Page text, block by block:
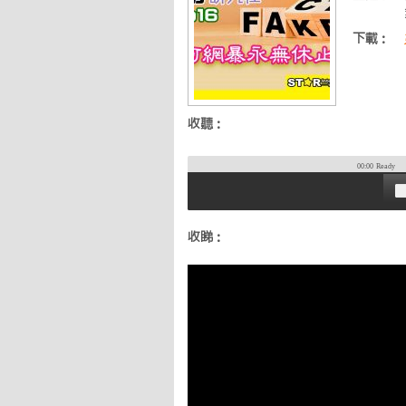
下載：
收聽：
00:00 Ready
收睇：